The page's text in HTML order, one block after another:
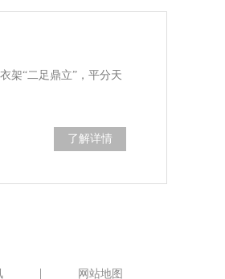
架“二足鼎立”，平分天
了解详情
网站地图